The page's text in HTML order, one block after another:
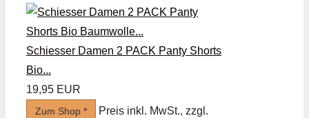
Schiesser Damen 2 PACK Panty Shorts
Bio...
19,95 EUR
Zum Shop *
Preis inkl. MwSt., zzgl.